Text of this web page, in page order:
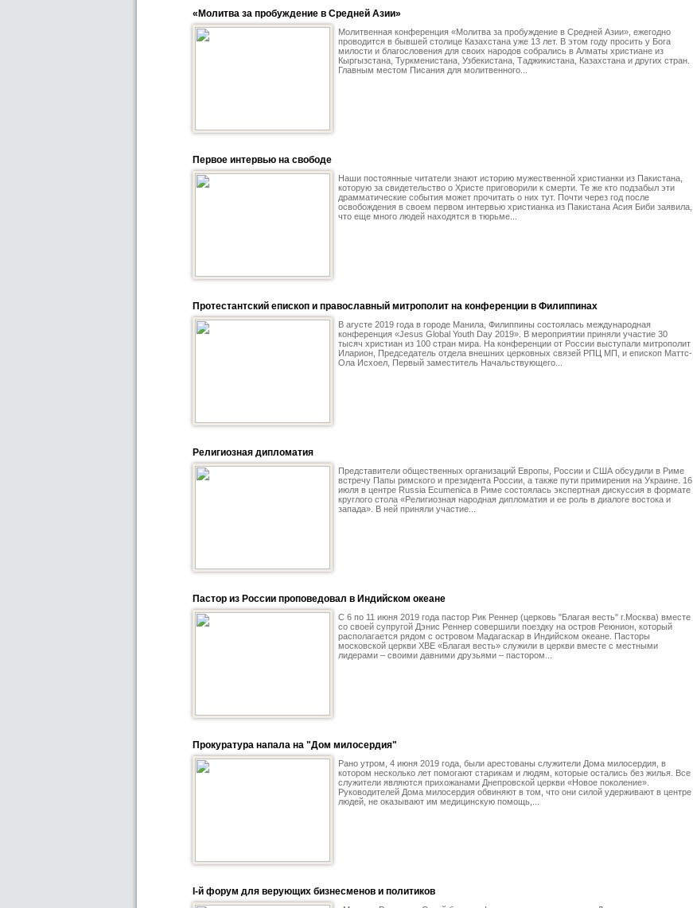
«Молитва за пробуждение в Средней Азии»
Молитвенная конференция «Молитва за пробуждение в Средней Азии», ежегодно
проводится в бывшей столице Казахстана уже 13 лет. В этом году просить у Бога
милости и благословения для своих народов собрались в Алматы христиане из
Кыргызстана, Туркменистана, Узбекистана, Таджикистана, Казахстана и других стран.
Главным местом Писания для молитвенного...
Первое интервью на свободе
Наши постоянные читатели знают историю мужественной христианки из Пакистана,
которую за свидетельство о Христе приговорили к смерти. Те же кто подзабыл эти
драмматические события может прочитать о них тут. Почти через год после
освобождения в своем первом интервью христианка из Пакистана Асия Биби заявила,
что еще много людей находятся в тюрьме...
Протестантский епископ и православный митрополит на конференции в Филиппинах
В агусте 2019 года в городе Манила, Филиппины состоялась международная
конференция «Jesus Global Youth Day 2019». В мероприятии приняли участие 30
тысяч христиан из 100 стран мира. На конференции от России выступали митрополит
Иларион, Председатель отдела внешних церковных связей РПЦ МП, и епископ Маттс-
Ола Исхоел, Первый заместитель Начальствующего...
Религиозная дипломатия
Представители общественных организаций Европы, России и США обсудили в Риме
встречу Папы римского и президента России, а также пути примирения на Украине. 16
июля в центре Russia Ecumenica в Риме состоялась экспертная дискуссия в формате
круглого стола «Религиозная народная дипломатия и ее роль в диалоге востока и
запада». В ней приняли участие...
Пастор из России проповедовал в Индийском океане
С 6 по 11 июня 2019 года пастор Рик Реннер (церковь "Благая весть" г.Москва) вместе
со своей супругой Дэнис Реннер совершили поездку на остров Реюнион, который
располагается рядом с островом Мадагаскар в Индийском океане. Пасторы
московской церкви ХВЕ «Благая весть» служили в церкви вместе с местными
лидерами – своими давними друзьями – пастором...
Прокуратура напала на "Дом милосердия"
Рано утром, 4 июня 2019 года, были арестованы служители Дома милосердия, в
котором несколько лет помогают старикам и людям, которые остались без жилья. Все
служители являются прихожанами Днепровской церкви «Новое поколение».
Руководителей Дома милосердия обвиняют в том, что они силой удерживают в центре
людей, не оказывают им медицинскую помощь,...
I-й форум для верующих бизнесменов и политиков